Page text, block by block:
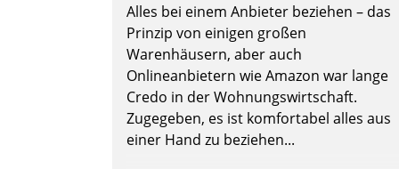
Alles bei einem Anbieter beziehen – das
Prinzip von einigen großen
Warenhäusern, aber auch
Onlineanbietern wie Amazon war lange
Credo in der Wohnungswirtschaft.
Zugegeben, es ist komfortabel alles aus
einer Hand zu beziehen...